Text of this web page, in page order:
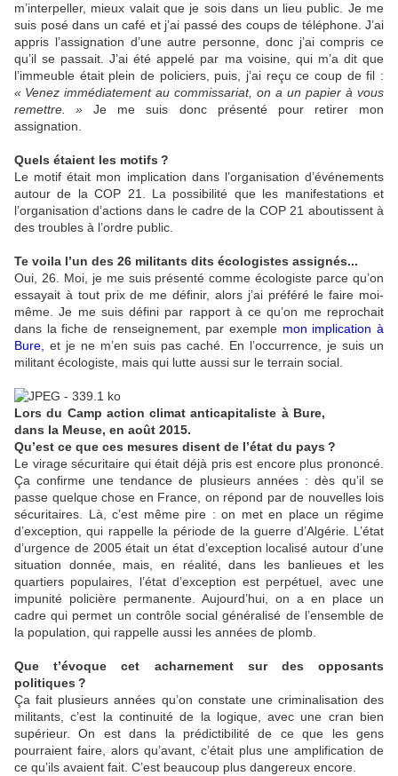
m’interpeller, mieux valait que je sois dans un lieu public. Je me
suis posé dans un café et j’ai passé des coups de téléphone. J’ai
appris l’assignation d’une autre personne, donc j’ai compris ce
qu’il se passait. J’ai été appelé par ma voisine, qui m’a dit que
l’immeuble était plein de policiers, puis, j’ai reçu ce coup de fil :
« Venez immédiatement au commissariat, on a un papier à vous
remettre.
» Je me suis donc présenté pour retirer mon
assignation.
Quels étaient les motifs ?
Le motif était mon implication dans l’organisation d’événements
autour de laCOP 21. La possibilité que les manifestations et
l’organisation d’actions dans le cadre de la COP21 aboutissent à
des troubles à l’ordre public.
Te voila l’un des 26 militants dits écologistes assignés...
Oui, 26. Moi, je me suis présenté comme écologiste parce qu’on
essayait à tout prix de me définir, alors j’ai préféré le faire moi-
même. Je me suis défini par rapport à ce qu’on me reprochait
dans la fiche de renseignement, par exemple mon implication à
Bure
et je ne m’en suis pas caché. En l’occurrence, je suis un
militant écologiste, mais qui lutte aussi sur le terrain social.
Lors du Camp action climat anticapitaliste à Bure,
dans la Meuse, en août 2015.
Qu’est ce que ces mesures disent de l’état du pays ?
Le virage sécuritaire qui était déjà pris est encore plus prononcé.
Ça confirme une tendance de plusieurs années : dès qu’il se
passe quelque chose en France, on répond par de nouvelles lois
sécuritaires. Là, c’est même pire : on met en place un régime
d’exception, qui rappelle la période de la guerre d’Algérie. L’état
d’urgence de 2005 était un état d’exception localisé autour d’une
situation donnée, mais, en réalité, dans les banlieues et les
quartiers populaires, l’état d’exception est perpétuel, avec une
impunité policière permanente. Aujourd’hui, on a en place un
cadre qui permet un contrôle social généralisé de l’ensemble de
la population, qui rappelle aussi les années de plomb.
Que t’évoque cet acharnement sur des opposants
politiques ?
Ça fait plusieurs années qu’on constate une criminalisation des
militants, c’est la continuité de la logique, avec une cran bien
supérieur. On est dans la prédictibilité de ce que les gens
pourraient faire, alors qu’avant, c’était plus une amplification de
ce qu’ils avaient fait. C’est beaucoup plus dangereux encore.